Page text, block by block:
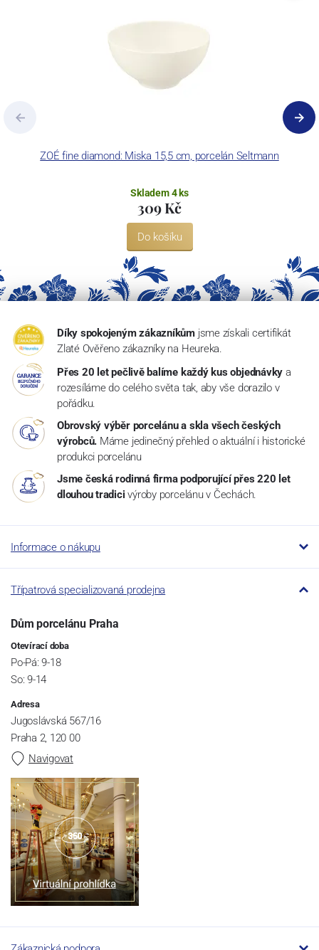
ZOÉ fine diamond: Miska 15,5 cm, porcelán Seltmann
Skladem 4 ks
309 Kč
Do košíku
Díky spokojeným zákazníkům jsme získali certifikát
Zlaté Ověřeno zákazníky na Heureka.
Přes 20 let pečlivě balíme každý kus objednávky a
rozesíláme do celého světa tak, aby vše dorazilo v
pořádku.
Obrovský výběr porcelánu a skla všech českých
výrobců. Máme jedinečný přehled o aktuální i historické
produkci porcelánu
Jsme česká rodinná firma podporující přes 220 let
dlouhou tradici výroby porcelánu v Čechách.
Informace o nákupu
Třípatrová specializovaná prodejna
Dům porcelánu Praha
Otevírací doba
Po-Pá: 9-18
So: 9-14
Adresa
Jugoslávská 567/16
Praha 2, 120 00
Navigovat